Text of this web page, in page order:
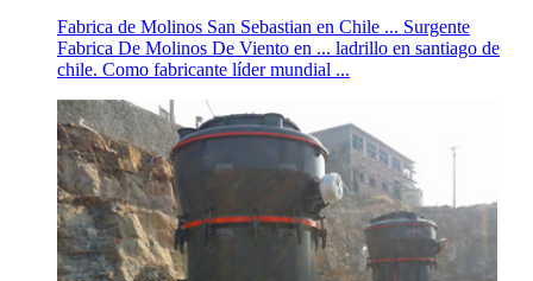
Fabrica de Molinos San Sebastian en Chile ... Surgente
Fabrica De Molinos De Viento en ... ladrillo en santiago de
chile. Como fabricante líder mundial ...